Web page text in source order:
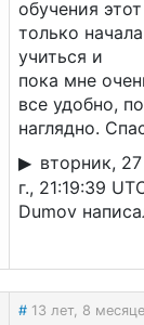
обучения
только
учиться и
пока мне
все удобно,
наглядно.
вторник,
г., 21:19:39
Dumov
# 13 лет, 8